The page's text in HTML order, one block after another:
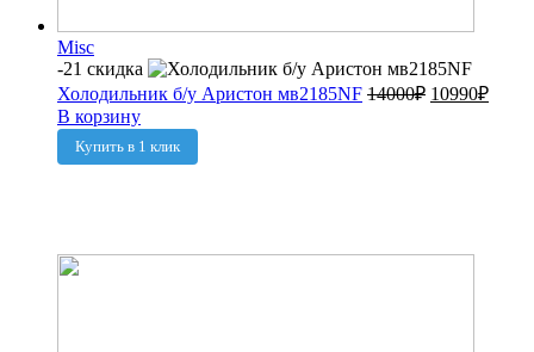
Misc
-21 скидка
Холодильник б/у Аристон мв2185NF 14000₽ 10990₽
В корзину
Купить в 1 клик